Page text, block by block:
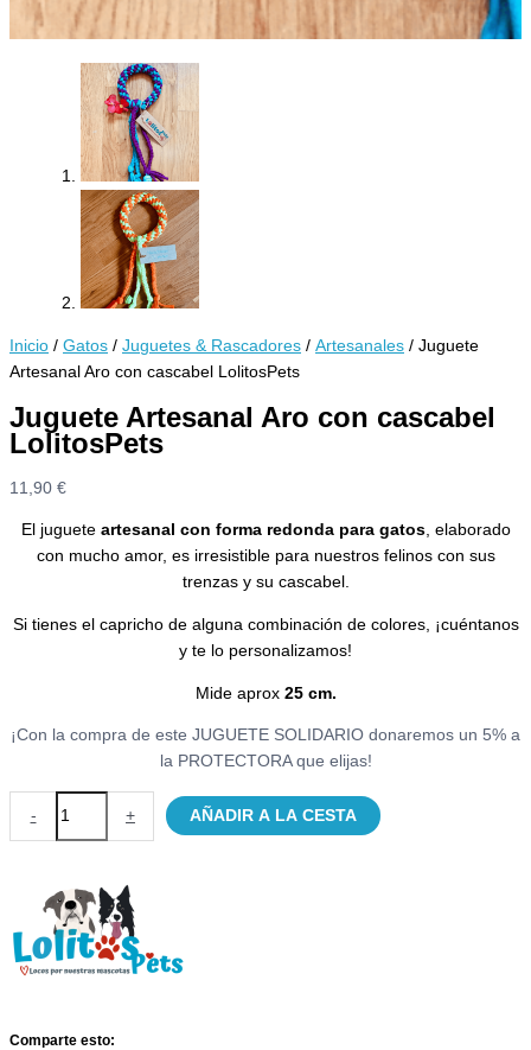
Inicio / Gatos / Juguetes & Rascadores / Artesanales / Juguete
Artesanal Aro con cascabel LolitosPets
Juguete Artesanal Aro con cascabel
LolitosPets
11,90 €
El jugueteartesanal con forma redonda para gatos, elaborado
con mucho amor, es irresistible para nuestros felinos con sus
trenzas y su cascabel.
Si tienes el capricho de alguna combinación de colores, ¡cuéntanos
y te lo personalizamos!
Mide aprox 25 cm.
¡Con la compra de este JUGUETE SOLIDARIO donaremos un 5% a
la PROTECTORA que elijas!
-
Artesanal
cascabel
LolitosPets
cantidad
+ AÑADIR A LA CESTA
Comparte esto: